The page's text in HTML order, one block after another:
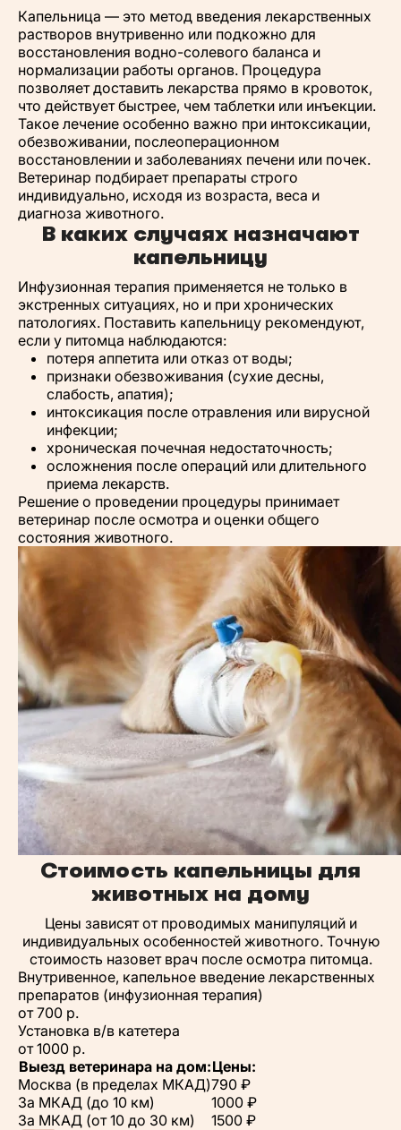
Капельница — это метод введения лекарственных
растворов внутривенно или подкожно для
восстановления водно-солевого баланса и
нормализации работы органов. Процедура
позволяет доставить лекарства прямо в кровоток,
что действует быстрее, чем таблетки или инъекции.
Такое лечение особенно важно при интоксикации,
обезвоживании, послеоперационном
восстановлении и заболеваниях печени или почек.
Ветеринар подбирает препараты строго
индивидуально, исходя из возраста, веса и
диагноза животного.
В каких случаях назначают
капельницу
Инфузионная терапия применяется не только в
экстренных ситуациях, но и при хронических
патологиях. Поставить капельницу рекомендуют,
если у питомца наблюдаются:
потеря аппетита или отказ от воды;
признаки обезвоживания (сухие десны,
слабость, апатия);
интоксикация после отравления или вирусной
инфекции;
хроническая почечная недостаточность;
осложнения после операций или длительного
приема лекарств.
Решение о проведении процедуры принимает
ветеринар после осмотра и оценки общего
состояния животного.
Стоимость капельницы для
животных на дому
Цены зависят от проводимых манипуляций и
индивидуальных особенностей животного. Точную
стоимость назовет врач после осмотра питомца.
Внутривенное, капельное введение лекарственных
препаратов (инфузионная терапия)
от 700 р.
Установка в/в катетера
от 1000 р.
Выезд ветеринара на дом:Цены:
Москва (в пределах МКАД)790 ₽
За МКАД (до 10 км)
1000 ₽
За МКАД (от 10 до 30 км)
1500 ₽